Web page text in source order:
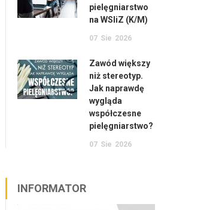
pielęgniarstwo
na WSIiZ (K/M)
07 Sie 2026
Zawód większy
niż stereotyp.
Jak naprawdę
wygląda
współczesne
pielęgniarstwo?
07 Sie 2026
INFORMATOR